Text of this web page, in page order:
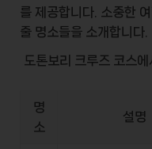
를 제공합니다. 소중한
줄 명소들을 소개합니다.
도톤보리 크루즈 코스
명
소
설명